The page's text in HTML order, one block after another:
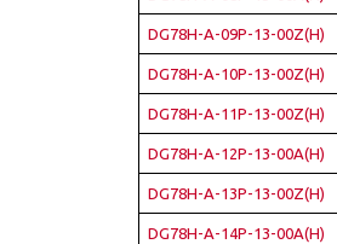
DG78H-A-09P-13-00Z(H)
DG78H-A-10P-13-00Z(H)
DG78H-A-11P-13-00Z(H)
DG78H-A-12P-13-00A(H)
DG78H-A-13P-13-00Z(H)
DG78H-A-14P-13-00A(H)